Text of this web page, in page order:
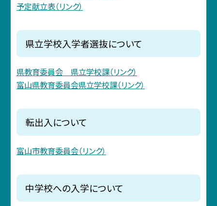
予定献立表（リンク）
県立学校入学者選抜について
県教育委員会 県立学校課（リンク）
富山県教育委員会県立学校課（リンク）
転出入について
富山市教育委員会（リンク）
中学校への入学について